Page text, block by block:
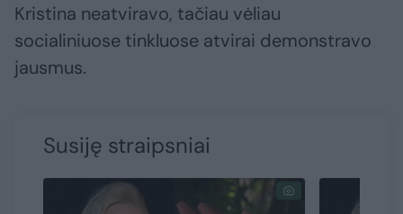
Kristina neatviravo, tačiau vėliau
socialiniuose tinkluose atvirai demonstravo
jausmus.
Susiję straipsniai